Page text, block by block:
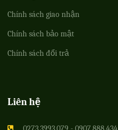
Chính sách giao nhận
Chính sách bảo mật
Chính sách đổi trả
Liên hệ